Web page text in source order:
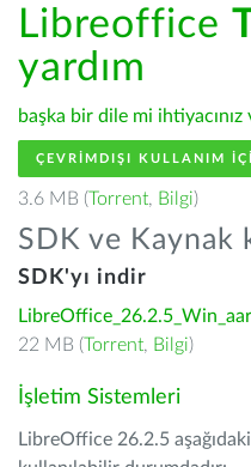
Libreoffice
yardım
başka bir dile mi ihtiyacınız
ÇEVRIMDIŞI KULLANIM
3.6 MB (Torrent, Bilgi)
SDK ve Kaynak
SDK'yı indir
22 MB (Torrent, Bilgi)
İşletim Sistemleri
LibreOffice 26.2.5